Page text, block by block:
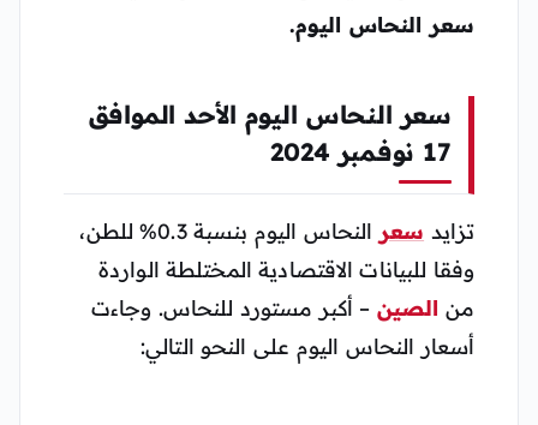
سعر النحاس اليوم.
سعر النحاس اليوم الأحد الموافق
17 نوفمبر 2024
تزايد سعر
النحاس اليوم بنسبة 0.3% للطن،
وفقا للبيانات الاقتصادية المختلطة الواردة
من الصين – أكبر مستورد للنحاس. وجاءت
أسعار النحاس اليوم على النحو التالي: